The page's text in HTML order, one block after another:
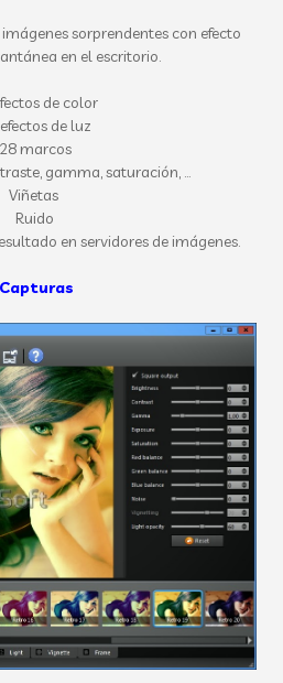
sorprendentes con efecto
en el escritorio.
de color
efectos de luz
28 marcos
, gamma, saturación, ...
Viñetas
Ruido
en servidores de imágenes.
Capturas